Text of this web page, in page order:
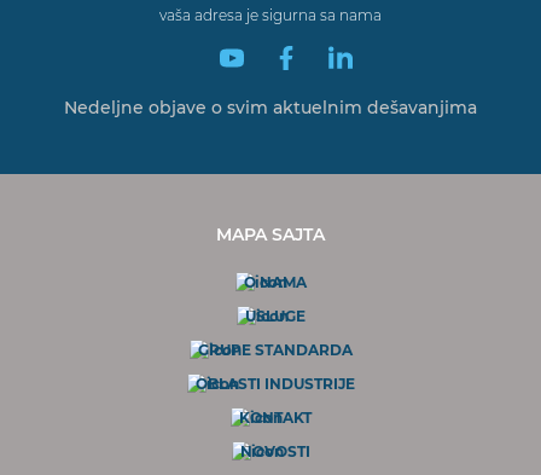
Nedeljne objave o svim aktuelnim dešavanjima
vaša adresa je sigurna sa nama
MAPA SAJTA
O NAMA
USLUGE
GRUPE STANDARDA
OBLASTI INDUSTRIJE
KONTAKT
NOVOSTI